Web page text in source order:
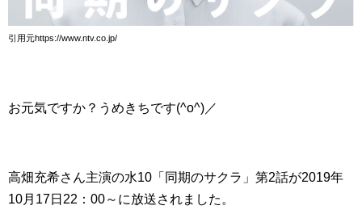
引用元https://www.ntv.co.jp/
お元気ですか？うめきちです(^o^)／
高畑充希さん主演の水10「同期のサクラ」第2話が2019年
10月17日22：00～に放送されました。